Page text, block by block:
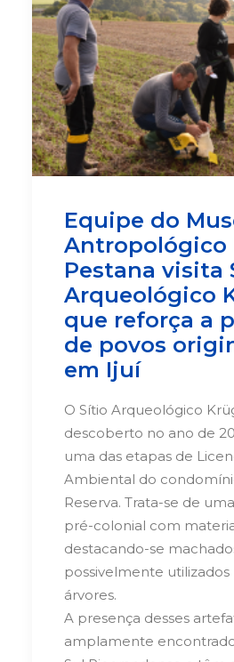
Equipe do
Antropológico
Pestana visita
Arqueológico
que reforça a
de povos
em Ijuí
O Sítio Arqueológico
descoberto no ano de
uma das etapas de
Ambiental do
Reserva. Trata-se de
pré-colonial com
destacando-se
possivelmente
árvores.
A presença desses
amplamente